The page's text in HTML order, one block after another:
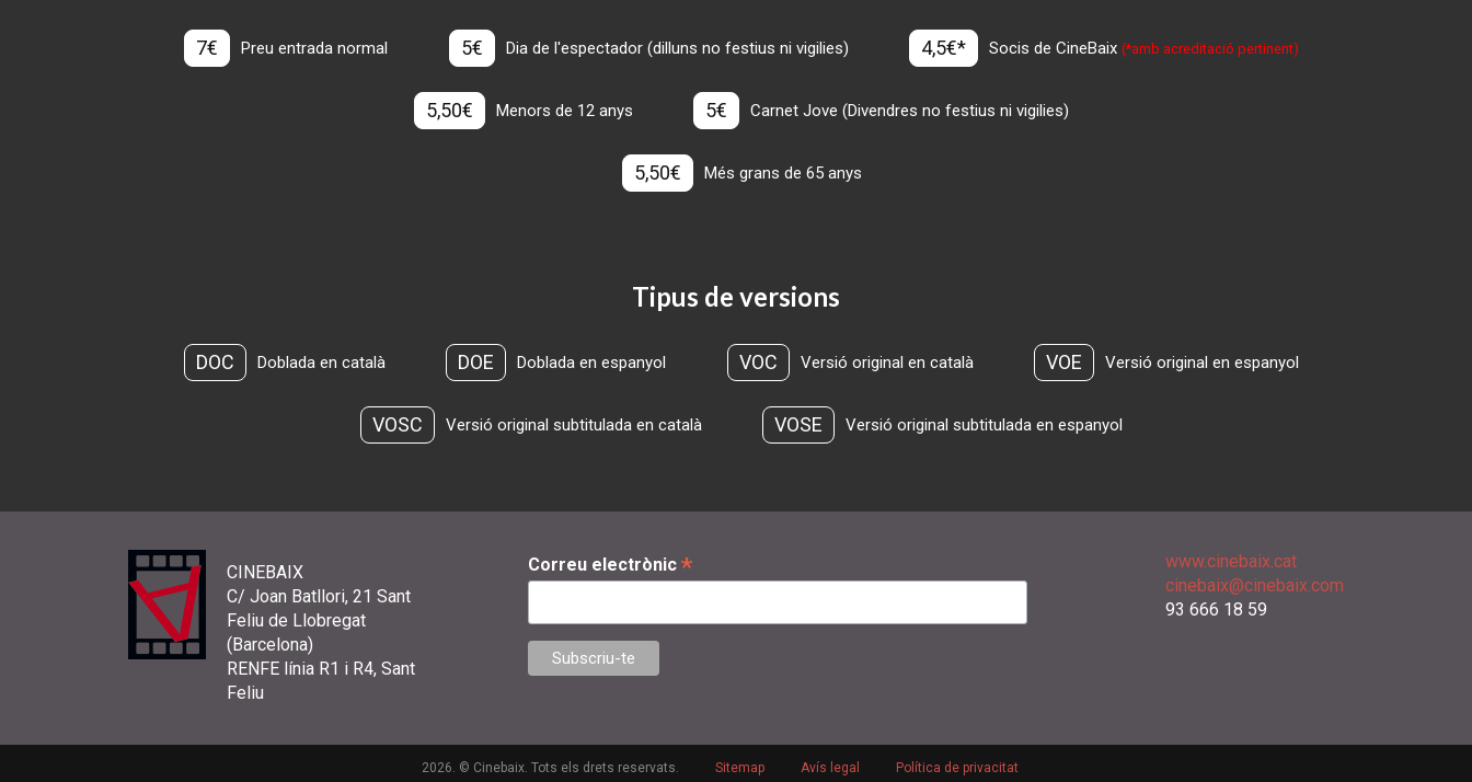
7€ Preu entrada normal 5€ Dia de l'espectador (dilluns no festius ni vigilies) 4,5€* Socis de CineBaix(*amb acreditació pertinent)
5,50€ Menors de 12 anys 5€ Carnet Jove (Divendres no festius ni vigilies)
5,50€ Més grans de 65 anys
Tipus de versions
DOC Doblada en català DOE Doblada en espanyol VOC Versió original en català VOE Versió original en espanyol
VOSC Versió original subtitulada en català VOSE Versió original subtitulada en espanyol
CINEBAIX
C/ Joan Batllori, 21 Sant
Feliu de Llobregat
(Barcelona)
RENFE línia R1 i R4, Sant
Feliu
Correu electrònic *
www.cinebaix.cat
cinebaix@cinebaix.com
93 666 18 59
2026. © Cinebaix. Tots els drets reservats. Sitemap Avís legal Política de privacitat